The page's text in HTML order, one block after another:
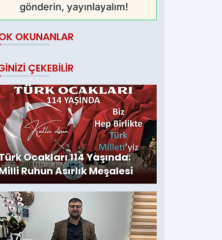
gönderin, yayınlayalım!
OKUNANLAR
ÇEKEBILIR
Ocakları 114 Yaşında:
Ruhun Asırlık Meşalesi